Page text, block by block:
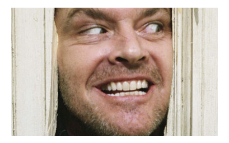
brakujące
zęby
będą
mogły
odrosnąć?
Nowa
terapia
potwierdzona
myszy